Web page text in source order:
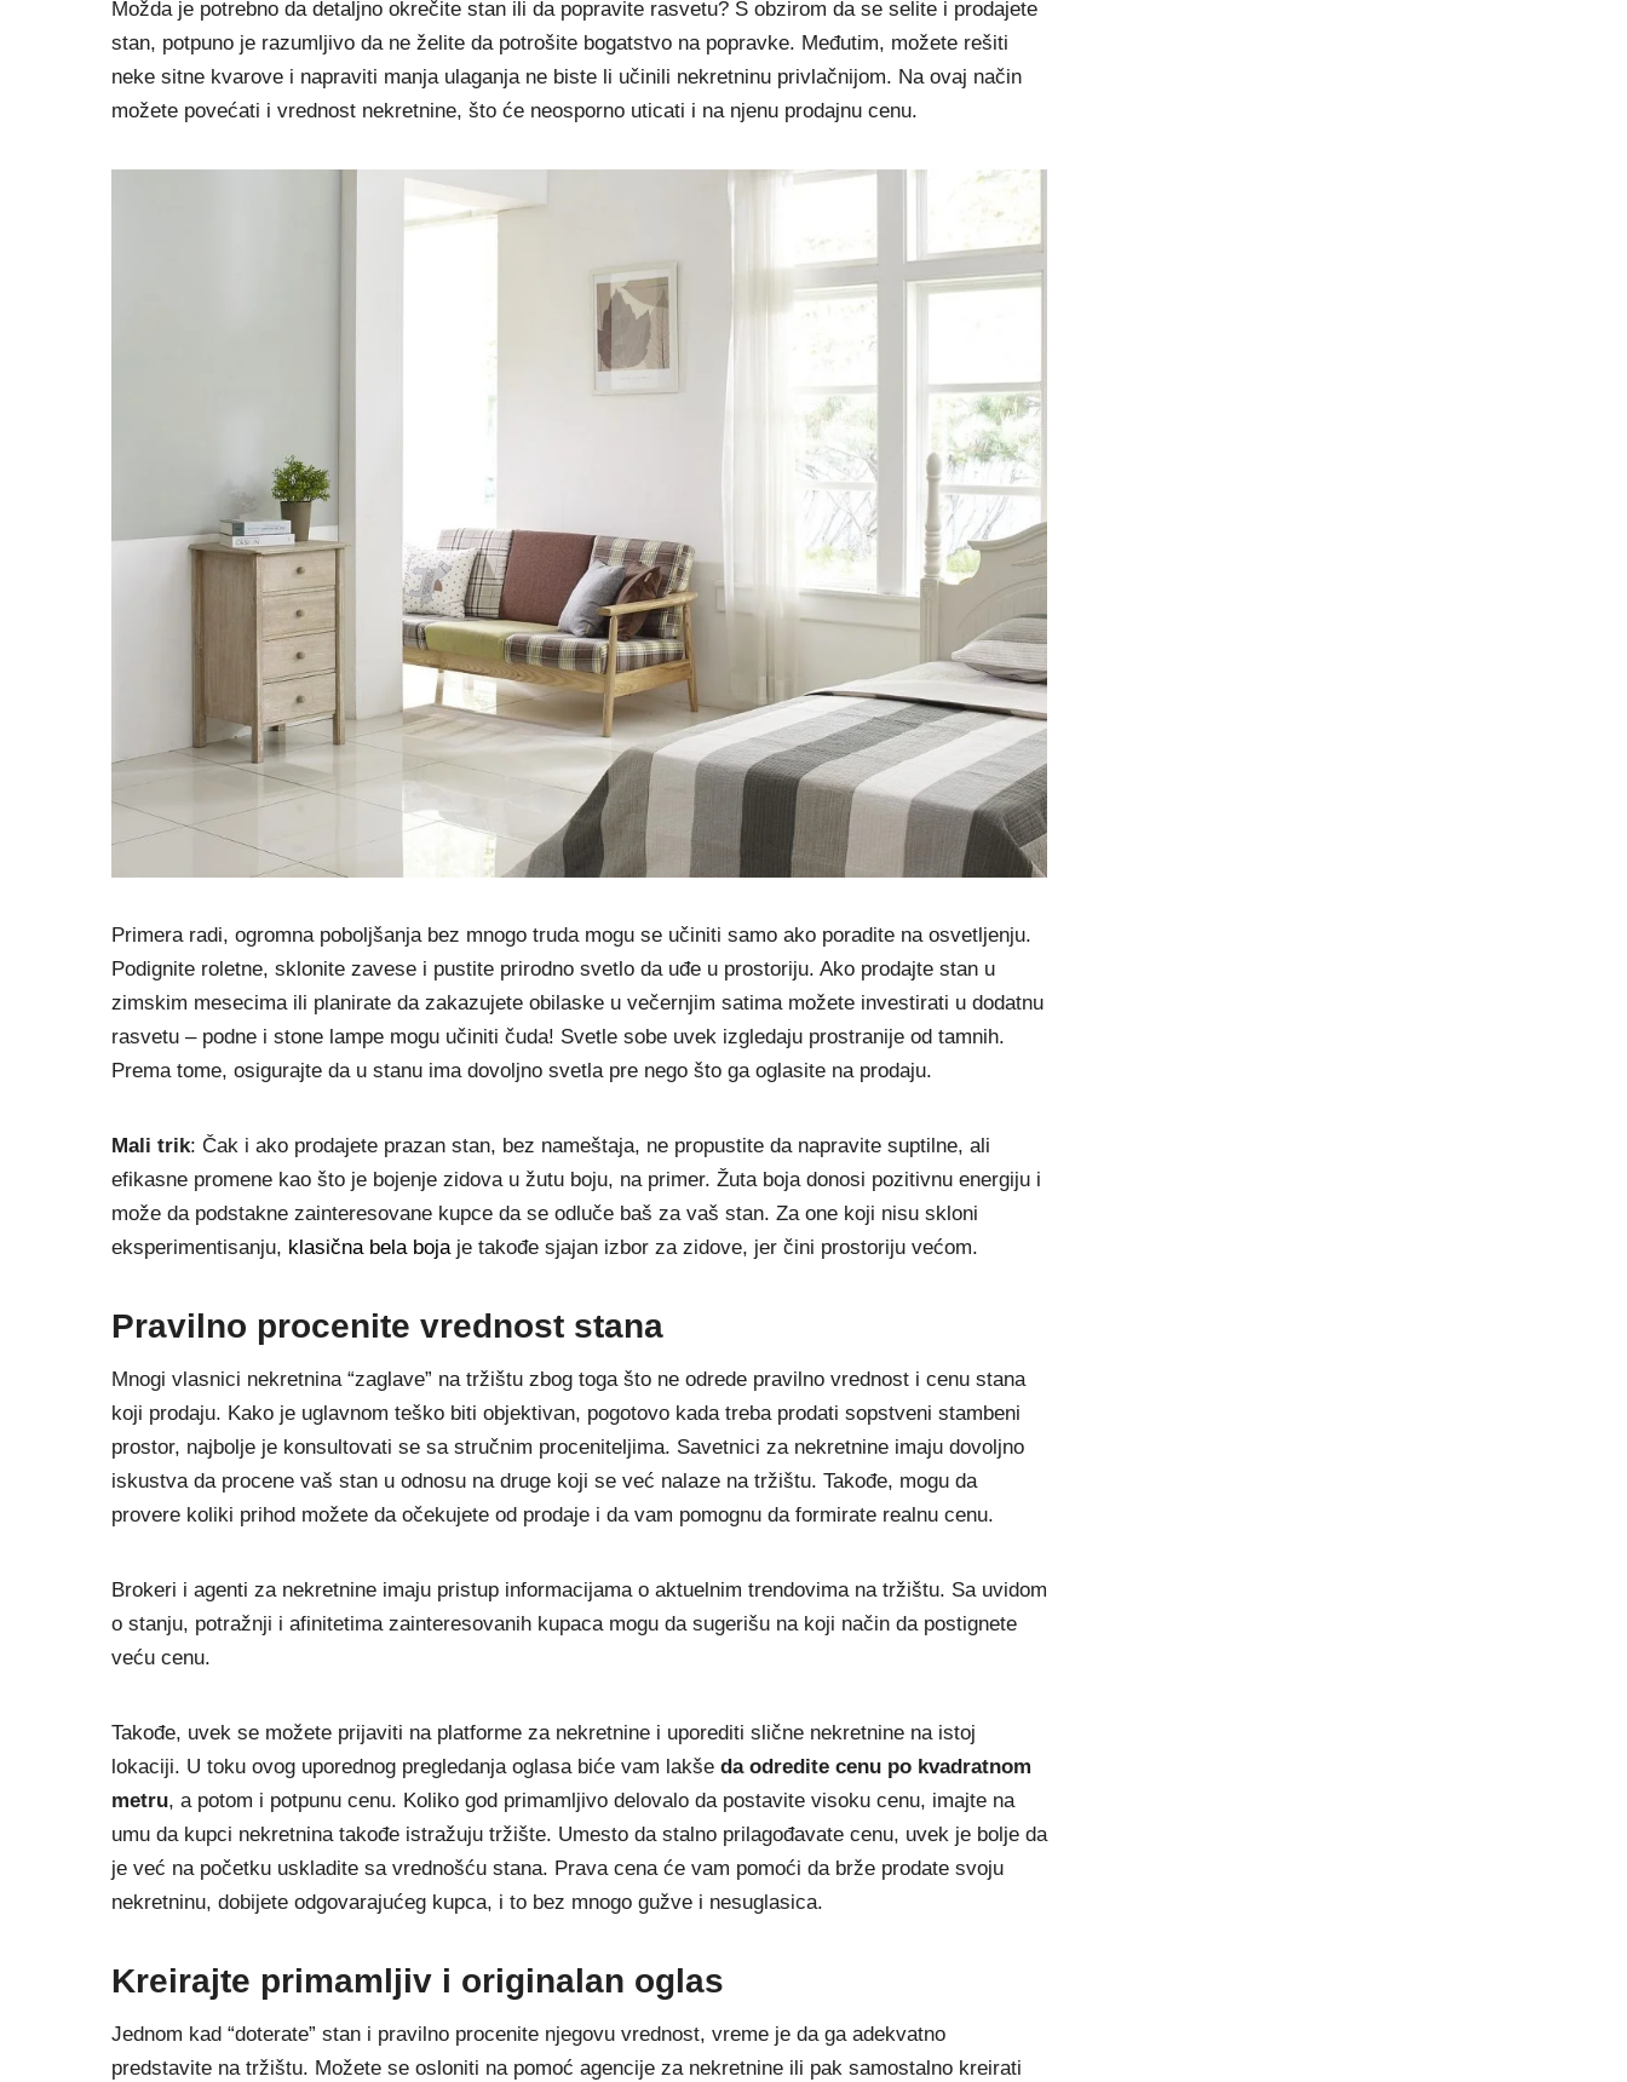
Možda je potrebno da detaljno okrečite stan ili da popravite rasvetu? S obzirom da se selite i prodajete
stan, potpuno je razumljivo da ne želite da potrošite bogatstvo na popravke. Međutim, možete rešiti
neke sitne kvarove i napraviti manja ulaganja ne biste li učinili nekretninu privlačnijom. Na ovaj način
možete povećati i vrednost nekretnine, što će neosporno uticati i na njenu prodajnu cenu.
Primera radi, ogromna poboljšanja bez mnogo truda mogu se učiniti samo ako poradite na osvetljenju.
Podignite roletne, sklonite zavese i pustite prirodno svetlo da uđe u prostoriju. Ako prodajte stan u
zimskim mesecima ili planirate da zakazujete obilaske u večernjim satima možete investirati u dodatnu
rasvetu – podne i stone lampe mogu učiniti čuda! Svetle sobe uvek izgledaju prostranije od tamnih.
Prema tome, osigurajte da u stanu ima dovoljno svetla pre nego što ga oglasite na prodaju.
Mali trik: Čak i ako prodajete prazan stan, bez nameštaja, ne propustite da napravite suptilne, ali
efikasne promene kao što je bojenje zidova u žutu boju, na primer. Žuta boja donosi pozitivnu energiju i
može da podstakne zainteresovane kupce da se odluče baš za vaš stan. Za one koji nisu skloni
eksperimentisanju, klasična bela bojaje takođe sjajan izbor za zidove, jer čini prostoriju većom.
Pravilno procenite vrednost stana
Mnogi vlasnici nekretnina “zaglave” na tržištu zbog toga što ne odrede pravilno vrednost i cenu stana
koji prodaju. Kako je uglavnom teško biti objektivan, pogotovo kada treba prodati sopstveni stambeni
prostor, najbolje je konsultovati se sa stručnim proceniteljima. Savetnici za nekretnine imaju dovoljno
iskustva da procene vaš stan u odnosu na druge koji se već nalaze na tržištu. Takođe, mogu da
provere koliki prihod možete da očekujete od prodaje i da vam pomognu da formirate realnu cenu.
Brokeri i agenti za nekretnine imaju pristup informacijama o aktuelnim trendovima na tržištu. Sa uvidom
o stanju, potražnji i afinitetima zainteresovanih kupaca mogu da sugerišu na koji način da postignete
veću cenu.
Takođe, uvek se možete prijaviti na platforme za nekretnine i uporediti slične nekretnine na istoj
lokaciji. U toku ovog uporednog pregledanja oglasa biće vam lakše da odredite cenu po kvadratnom
metru, a potom i potpunu cenu. Koliko god primamljivo delovalo da postavite visoku cenu, imajte na
umu da kupci nekretnina takođe istražuju tržište. Umesto da stalno prilagođavate cenu, uvek je bolje da
je već na početku uskladite sa vrednošću stana. Prava cena će vam pomoći da brže prodate svoju
nekretninu, dobijete odgovarajućeg kupca, i to bez mnogo gužve i nesuglasica.
Kreirajte primamljiv i originalan oglas
Jednom kad “doterate” stan i pravilno procenite njegovu vrednost, vreme je da ga adekvatno
predstavite na tržištu. Možete se osloniti na pomoć agencije za nekretnine ili pak samostalno kreirati